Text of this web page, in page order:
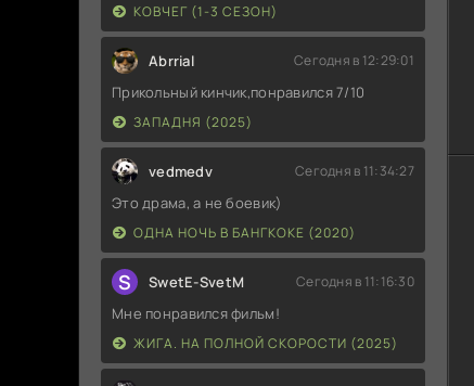
КОВЧЕГ (1-3 СЕЗОН)
Abrrial Сегодня в 12:29:01
Прикольный кинчик,понравился 7/10
ЗАПАДНЯ (2025)
vedmedv Сегодня в 11:34:27
Это драма, а не боевик)
ОДНА НОЧЬ В БАНГКОКЕ (2020)
S SwetE-SvetM Сегодня в 11:16:30
Мне понравился фильм!
ЖИГА. НА ПОЛНОЙ СКОРОСТИ (2025)